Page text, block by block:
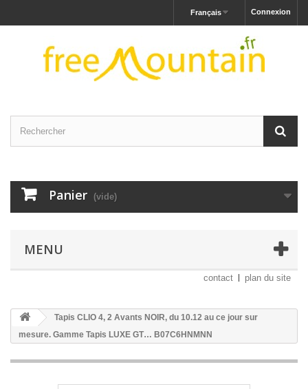
Connexion
Français
Panier (vide)
MENU
contact plan du site
Tapis CLIO 4, 2 Avants NOIR, du 10.12 au ce jour sur
mesure. Gamme Tapis LUXE GT… B07C6HNMNN